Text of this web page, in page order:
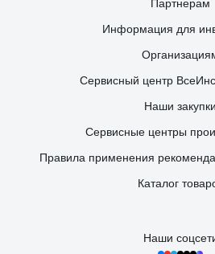
Партнерам
Информация для
Сервисный центр
Наши закупки
Сервисные центры
Правила применения
Каталог
Наши